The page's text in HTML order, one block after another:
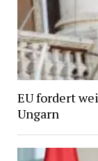
EU fordert
Ungarn